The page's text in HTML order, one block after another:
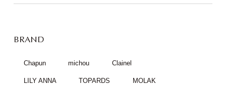
BRAND
Chapun michou Clainel
LILY ANNA TOPARDS MOLAK